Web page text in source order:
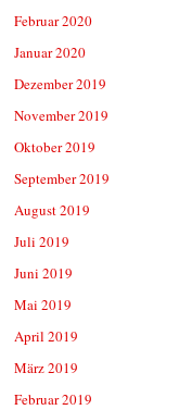
Februar 2020
Januar 2020
Dezember 2019
November 2019
Oktober 2019
September 2019
August 2019
Juli 2019
Juni 2019
Mai 2019
April 2019
März 2019
Februar 2019